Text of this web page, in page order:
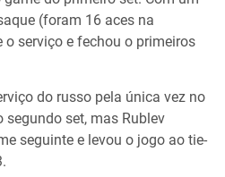
(foram 16 aces na
o serviço e fechou o primeiros
do russo pela única vez no
set, mas Rublev
seguinte e levou o jogo ao tie-